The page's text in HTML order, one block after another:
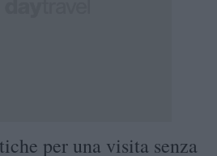
per una visita senza